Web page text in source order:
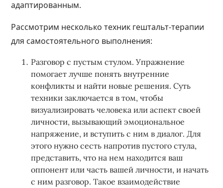
адаптированным.
Рассмотрим несколько техник гештальт-терапии
для самостоятельного выполнения:
Разговор с пустым стулом. Упражнение
помогает лучше понять внутренние
конфликты и найти новые решения. Суть
техники заключается в том, чтобы
визуализировать человека или аспект своей
личности, вызывающий эмоциональное
напряжение, и вступить с ним в диалог. Для
этого нужно сесть напротив пустого стула,
представить, что на нем находится ваш
оппонент или часть вашей личности, и начать
с ним разговор. Такое взаимодействие